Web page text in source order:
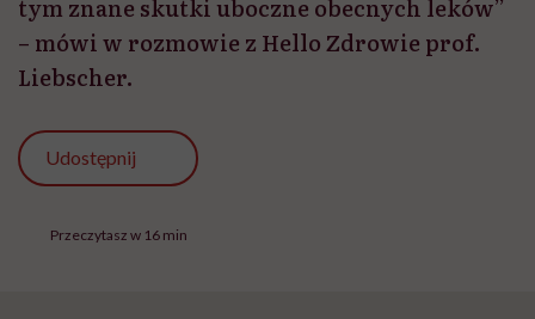
tym znane skutki uboczne obecnych leków”
– mówi w rozmowie z Hello Zdrowie prof.
Liebscher.
Udostępnij
Przeczytasz w 16 min